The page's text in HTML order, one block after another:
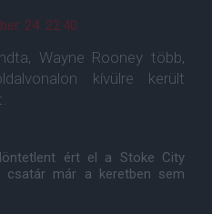
24. 22:40
Wayne Rooney több,
kívülre került
ért el a Stoke City
csatár már a keretben sem